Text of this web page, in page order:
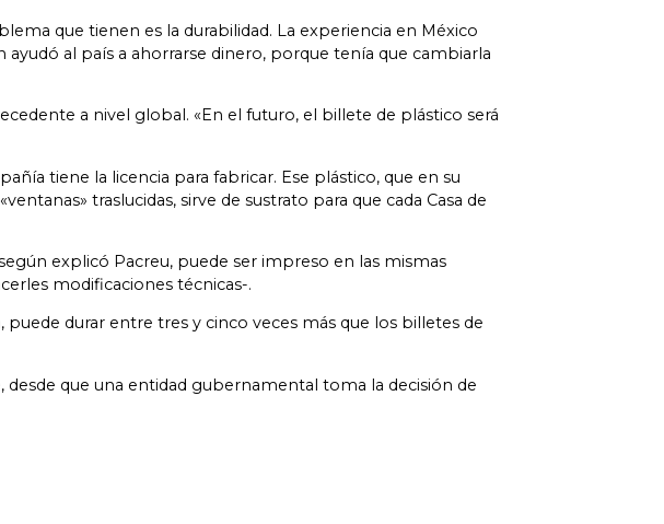
que tienen es la durabilidad. La experiencia en México
al país a ahorrarse dinero, porque tenía que cambiarla
a nivel global. «En el futuro, el billete de plástico será
tiene la licencia para fabricar. Ese plástico, que en su
traslucidas, sirve de sustrato para que cada Casa de
explicó Pacreu, puede ser impreso en las mismas
modificaciones técnicas-.
durar entre tres y cinco veces más que los billetes de
que una entidad gubernamental toma la decisión de